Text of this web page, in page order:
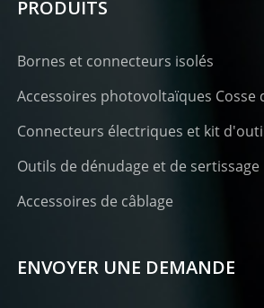
PRODUITS
Bornes et connecteurs isolés
Accessoires photovoltaïques Cosse
Connecteurs électriques et kit
Outils de dénudage et de sertissage
Accessoires de câblage
ENVOYER UNE DEMANDE